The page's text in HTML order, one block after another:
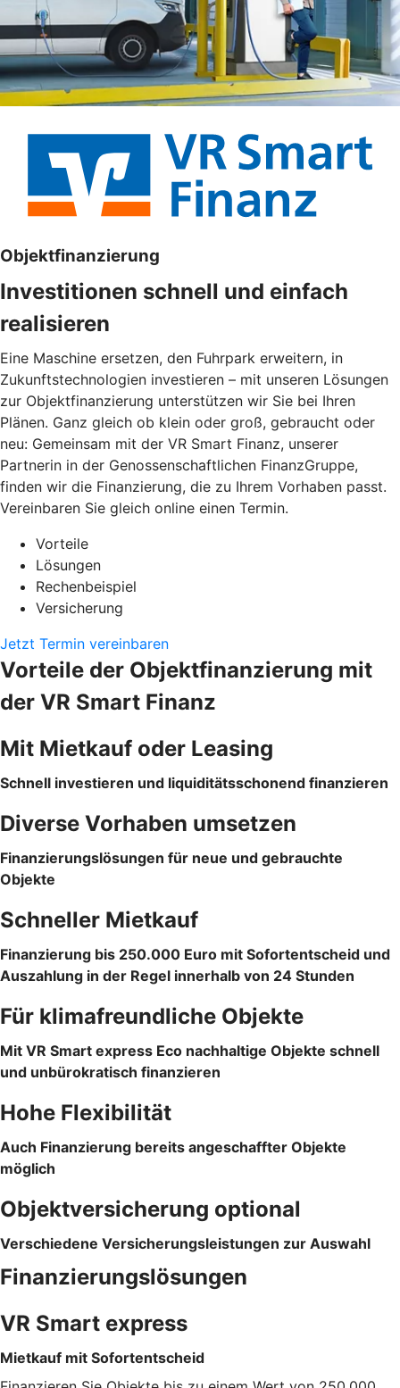
Objektfinanzierung
Investitionen schnell und einfach
realisieren
Eine Maschine ersetzen, den Fuhrpark erweitern, in
Zukunftstechnologien investieren – mit unseren Lösungen
zur Objektfinanzierung unterstützen wir Sie bei Ihren
Plänen. Ganz gleich ob klein oder groß, gebraucht oder
neu: Gemeinsam mit der VR Smart Finanz, unserer
Partnerin in der Genossenschaftlichen FinanzGruppe,
finden wir die Finanzierung, die zu Ihrem Vorhaben passt.
Vereinbaren Sie gleich online einen Termin.
Vorteile
Lösungen
Rechenbeispiel
Versicherung
Jetzt Termin vereinbaren
Vorteile der Objektfinanzierung mit
der VR Smart Finanz
Mit Mietkauf oder Leasing
Schnell investieren und liquiditätsschonend finanzieren
Diverse Vorhaben umsetzen
Finanzierungslösungen für neue und gebrauchte
Objekte
Schneller Mietkauf
Finanzierung bis 250.000 Euro mit Sofortentscheid und
Auszahlung in der Regel innerhalb von 24 Stunden
Für klimafreundliche Objekte
Mit VR Smart express Eco nachhaltige Objekte schnell
und unbürokratisch finanzieren
Hohe Flexibilität
Auch Finanzierung bereits angeschaffter Objekte
möglich
Objektversicherung optional
Verschiedene Versicherungsleistungen zur Auswahl
Finanzierungslösungen
VR Smart express
Mietkauf mit Sofortentscheid